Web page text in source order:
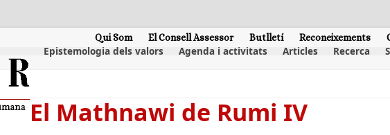
Qui Som El Consell Assessor Butlletí Reconeixements
Epistemologia dels valors Agenda i activitats Articles Recerca
El Mathnawi de Rumi IV